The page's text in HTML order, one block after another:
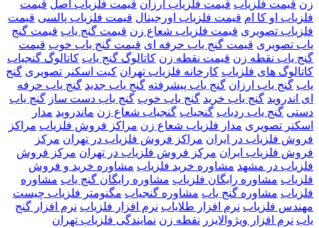
زن قیمت فلزیاب قیمت فلزیاب ارزان قیمت فلزیاب اصل قیمت
فلزیاب او کا ام قیمت فلزیاب اورجینال قیمت فلزیاب پالسی قیمت
فلزیاب تصویری قیمت فلزیاب شعاع زن قیمت گنج یاب قیمت گنج
یاب تصویری قیمت گنج یاب حرفه ای قیمت گنج یاب خوب قیمت
گنج یاب نقطه زن قیمت نقطه زن کاتالوگ گنج یاب کاتالوگ گنجیاب
کاتالوگ های فلزیاب کارخانه فلزیاب تهران کیت اسکنر تصویری گنج
یاب گنج یاب ارزان گنج یاب پیشرفته گنج یاب جدید گنج یاب حرفه
ای اندروید گنج یاب خرید گنج یاب خوب گنج یاب دست ساز گنج یاب
دستی گنج یاب ردیاب گنجیاب گنجیاب شعاع زن ماندروید مدار
اسکنر تصویری مدار فلزیاب شعاع زن مراکز فروش فلزیاب مراکز
فروش فلزیاب در ایران مراکز فروش فلزیاب در تهران مرکز
فروش فلزیاب ایران مرکز فروش فلزیاب در تهران مرکز فروش
فلزیاب در مشهد مشاوره خرید فلزیاب مشاوره خرید و فروش
فلزیاب مشاوره رایگان فلزیاب مشاوره رایگان گنج یاب مشاوره
فلزیاب مشاوره گنج یاب مشاوره گنجیاب مگنومتر فلزیاب چیست
مهندس فلزیاب نرم افزار طلایاب نرم افزار فلزیاب نرم افزار گنج
یاب نرم افزار ویژوالایزر نقطه زن نمایندگی فلزیاب تهران